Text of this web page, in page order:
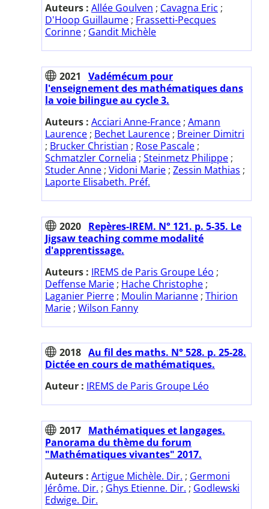
Auteurs : Allée Goulven ; Cavagna Eric ;
D'Hoop Guillaume ; Frassetti-Pecques
Corinne ; Gandit Michèle
2021
Vadémécum pour
l'enseignement des mathématiques dans
la voie bilingue au cycle 3.
Auteurs : Acciari Anne-France ; Amann
Laurence ; Bechet Laurence ; Breiner Dimitri
; Brucker Christian ; Rose Pascale ;
Schmatzler Cornelia ; Steinmetz Philippe ;
Studer Anne ; Vidoni Marie ; Zessin Mathias ;
Laporte Elisabeth. Préf.
2020 Repères-IREM. N° 121. p. 5-35. Le
Jigsaw teaching comme modalité
d'apprentissage.
Auteurs : IREMS de Paris Groupe Léo ;
Deffense Marie ; Hache Christophe ;
Laganier Pierre ; Moulin Marianne ; Thirion
Marie ; Wilson Fanny
2018 Au fil des maths. N° 528. p. 25-28.
Dictée en cours de mathématiques.
Auteur : IREMS de Paris Groupe Léo
2017 Mathématiques et langages.
Panorama du thème du forum
"Mathématiques vivantes" 2017.
Auteurs : Artigue Michèle. Dir. ; Germoni
Jérôme. Dir. ; Ghys Etienne. Dir. ; Godlewski
Edwige. Dir.